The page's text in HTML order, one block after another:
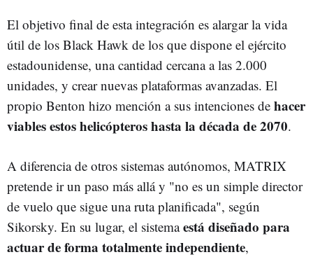
El objetivo final de esta integración es alargar la vida
útil de los Black Hawk de los que dispone el ejército
estadounidense, una cantidad cercana a las 2.000
unidades, y crear nuevas plataformas avanzadas. El
propio Benton hizo mención a sus intenciones de hacer
viables estos helicópteros hasta la década de 2070.
A diferencia de otros sistemas autónomos, MATRIX
pretende ir un paso más allá y "no es un simple director
de vuelo que sigue una ruta planificada", según
Sikorsky. En su lugar, el sistemaestá diseñado para
actuar de forma totalmente independiente,